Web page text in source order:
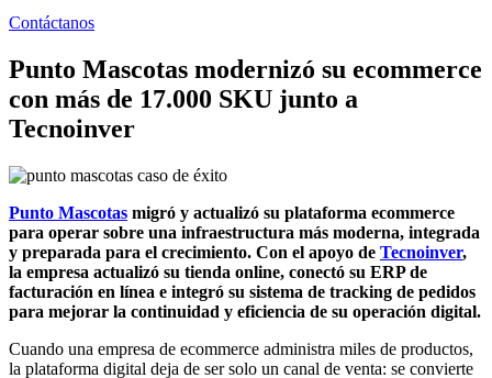
Contáctanos
Punto Mascotas modernizó su ecommerce
con más de 17.000 SKU junto a
Tecnoinver
Punto Mascotas migró y actualizó su plataforma ecommerce
para operar sobre una infraestructura más moderna, integrada
y preparada para el crecimiento. Con el apoyo de Tecnoinver,
la empresa actualizó su tienda online, conectó su ERP de
facturación en línea e integró su sistema de tracking de pedidos
para mejorar la continuidad y eficiencia de su operación digital.
Cuando una empresa de ecommerce administra miles de productos,
la plataforma digital deja de ser solo un canal de venta: se convierte